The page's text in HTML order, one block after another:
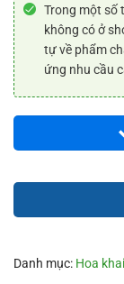
Trong một số
không có ở
tự về phẩm
ứng nhu cầu
Danh mục: Hoa